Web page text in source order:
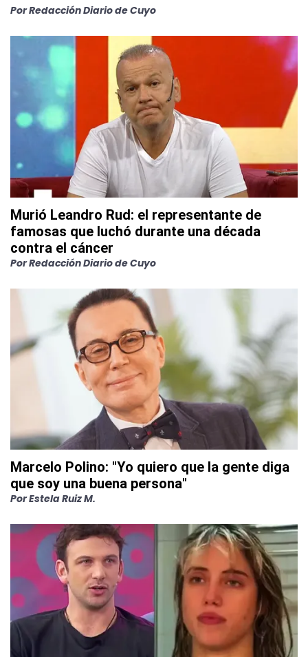
PorRedacción Diario de Cuyo
Murió Leandro Rud: el representante de
famosas que luchó durante una década
contra el cáncer
PorRedacción Diario de Cuyo
Marcelo Polino: "Yo quiero que la gente diga
que soy una buena persona"
PorEstela Ruiz M.